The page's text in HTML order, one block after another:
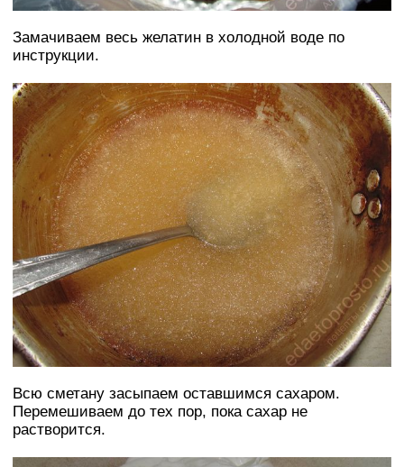
Замачиваем весь желатин в холодной воде по
инструкции.
Всю сметану засыпаем оставшимся сахаром.
Перемешиваем до тех пор, пока сахар не
растворится.